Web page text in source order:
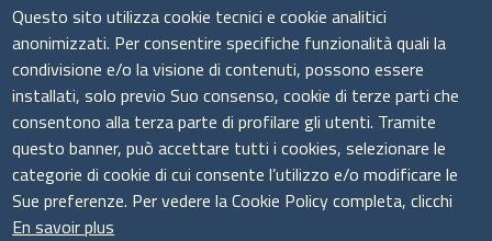
Cagliari (CA)
Tel:070.34961
Codice Fiscale e Partita IVA:03011440926
E-Mail:amministrazione@csimprese.it
Pec: amministrazione@pec.csimprese.it
Sito web: www.csimprese.it
Questo sito utilizza cookie tecnici e cookie analitici
anonimizzati. Per consentire specifiche funzionalità quali la
condivisione e/o la visione di contenuti, possono essere
installati, solo previo Suo consenso, cookie di terze parti che
consentono alla terza parte di profilare gli utenti. Tramite
questo banner, può accettare tutti i cookies, selezionare le
categorie di cookie di cui consente l’utilizzo e/o modificare le
Sue preferenze. Per vedere la Cookie Policy completa, clicchi
En savoir plus